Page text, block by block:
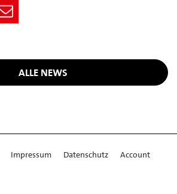
ALLE NEWS
Impressum Datenschutz
Account